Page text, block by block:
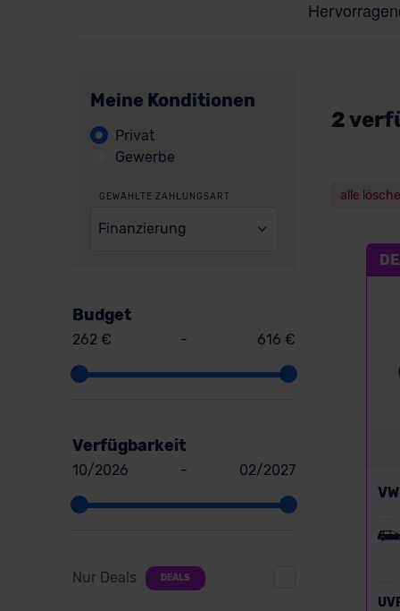
Meine Konditionen
Privat
Gewerbe
GEWÄHLTE ZAHLUNGSART
Finanzierung
Budget
262 € - 616 €
Verfügbarkeit
10/2026 - 02/2027
Nur Deals DEALS
2
alle